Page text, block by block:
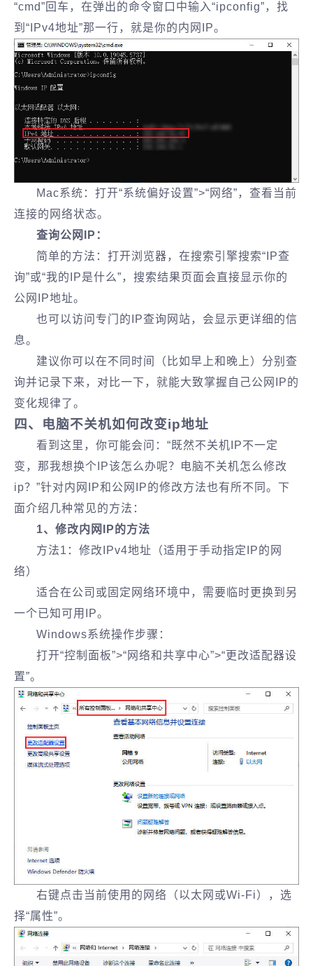
“cmd”回车，在弹出的命令窗口中输入“ipconfig”，找
到“IPv4地址”那一行，就是你的内网IP。
Mac系统：打开“系统偏好设置”>“网络”，查看当前
连接的网络状态。
查询公网IP：
简单的方法：打开浏览器，在搜索引擎搜索“IP查
询”或“我的IP是什么”，搜索结果页面会直接显示你的
公网IP地址。
也可以访问专门的IP查询网站，会显示更详细的信
息。
建议你可以在不同时间（比如早上和晚上）分别查
询并记录下来，对比一下，就能大致掌握自己公网IP的
变化规律了。
四、电脑不关机如何改变ip地址
看到这里，你可能会问：“既然不关机IP不一定
变，那我想换个IP该怎么办呢？电脑不关机怎么修改
ip？”针对内网IP和公网IP的修改方法也有所不同。下
面介绍几种常见的方法：
1、修改内网IP的方法
方法1：修改IPv4地址（适用于手动指定IP的网
络）
适合在公司或固定网络环境中，需要临时更换到另
一个已知可用IP。
Windows系统操作步骤：
打开“控制面板”>“网络和共享中心”>“更改适配器设
置”。
右键点击当前使用的网络（以太网或Wi-Fi），选
择“属性”。